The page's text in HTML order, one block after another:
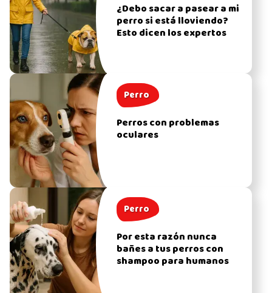
¿Debo sacar a pasear a mi
perro si está lloviendo?
Esto dicen los expertos
Perro
Perros con problemas
oculares
Perro
Por esta razón nunca
bañes a tus perros con
shampoo para humanos